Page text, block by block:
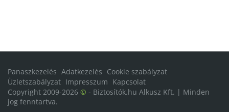
Panaszkezelés Adatkezelés Cookie szabályzat
Üzletszabályzat Impresszum Kapcsolat
Copyright 2009-2026 © - Biztosítók.hu Alkusz Kft. | Minden
jog fenntartva.